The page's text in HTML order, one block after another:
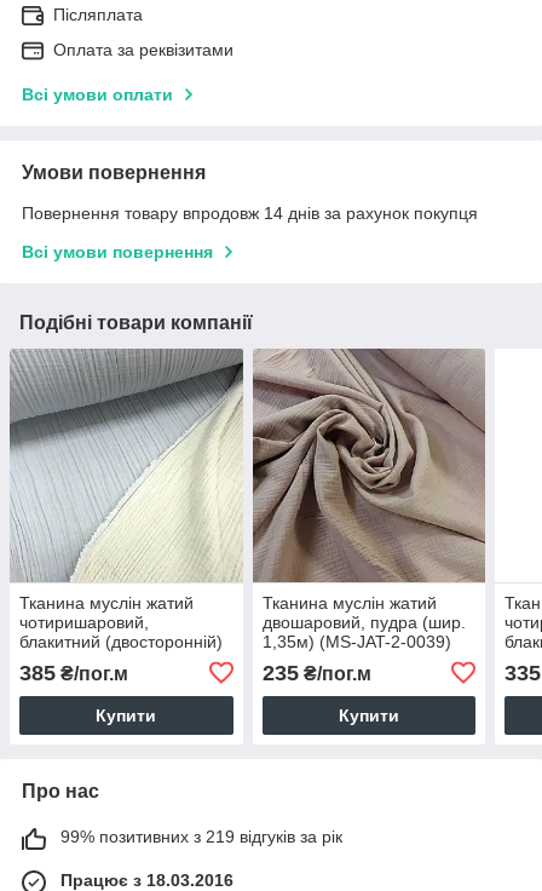
Післяплата
Оплата за реквізитами
Всі умови оплати
Умови повернення
Повернення товару впродовж 14 днів за рахунок покупця
Всі умови повернення
Подібні товари компанії
Тканина муслін жатий
чотиришаровий,
блакитний (двосторонній)
0003)
385 ₴/пог.м
Купити
Тканина муслін жатий
двошаровий, пудра (шир.
1,35м) (MS-JAT-2-0039)
235₴/пог.м
Купити
335
Про нас
99% позитивних з 219 відгуків за рік
Працює з 18.03.2016